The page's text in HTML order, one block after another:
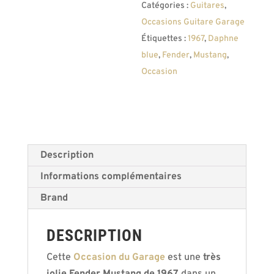
Catégories : Guitares,
Occasions Guitare Garage
Étiquettes :1967, Daphne
blue, Fender, Mustang,
Occasion
Description
Informations complémentaires
Brand
DESCRIPTION
Cette Occasion du Garage est une très